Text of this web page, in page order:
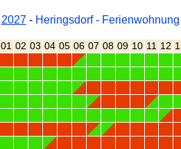
2027- Heringsdorf -
01 02 03 04 05 06 07 08 09 10 11 12